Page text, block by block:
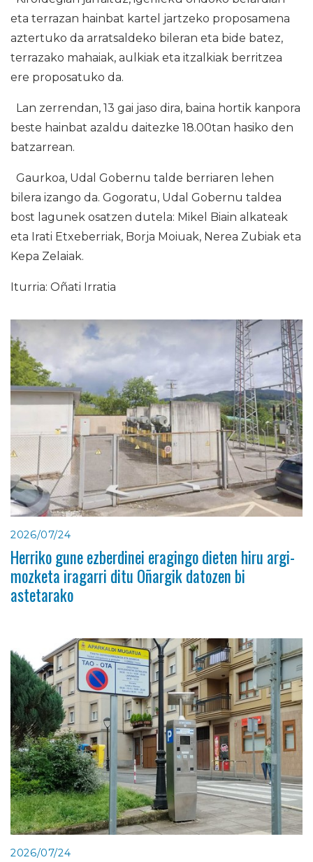
eta terrazan hainbat kartel jartzeko proposamena
aztertuko da arratsaldeko bileran eta bide batez,
terrazako mahaiak, aulkiak eta itzalkiak berritzea
ere proposatuko da.
Lan zerrendan, 13 gai jaso dira, baina hortik kanpora
beste hainbat azaldu daitezke 18.00tan hasiko den
batzarrean.
Gaurkoa, Udal Gobernu talde berriaren lehen
bilera izango da. Gogoratu, Udal Gobernu taldea
bost lagunek osatzen dutela: Mikel Biain alkateak
eta Irati Etxeberriak, Borja Moiuak, Nerea Zubiak eta
Kepa Zelaiak.
Iturria: Oñati Irratia
2026/07/24
Herriko gune ezberdinei eragingo dieten hiru argi-
mozketa iragarri ditu Oñargik datozen bi
astetarako
2026/07/24